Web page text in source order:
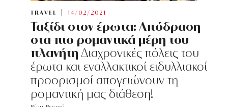
TRAVEL 14/02/2021
Ταξίδι στον έρωτα: Απόδραση
στα πιο ρομαντικά μέρη του
πλανήτη Διαχρονικές πόλεις του
έρωτα και εναλλακτικοί ειδυλλιακοί
προορισμοί απογειώνουν τη
ρομαντική μας διάθεση!